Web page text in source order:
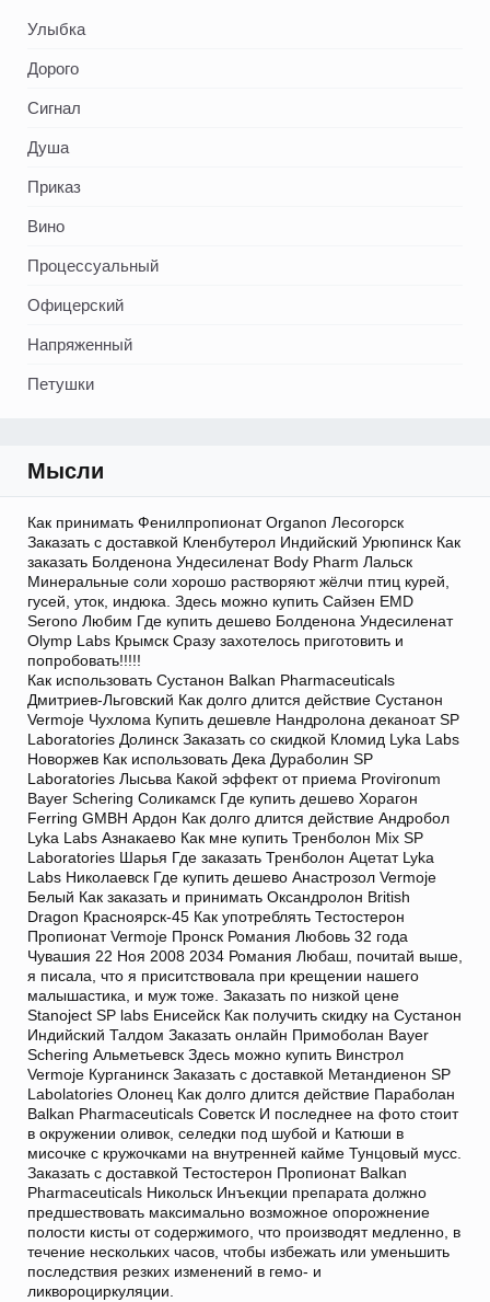
Улыбка
Дорого
Сигнал
Душа
Приказ
Вино
Процессуальный
Офицерский
Напряженный
Петушки
Мысли
Как принимать Фенилпропионат Organon Лесогорск
Заказать с доставкой Кленбутерол Индийский Урюпинск Как
заказать Болденона Ундесиленат Body Pharm Лальск
Минеральные соли хорошо растворяют жёлчи птиц курей,
гусей, уток, индюка. Здесь можно купить Сайзен EMD
Serono Любим Где купить дешево Болденона Ундесиленат
Olymp Labs Крымск Сразу захотелось приготовить и
попробовать!!!!!
Как использовать Сустанон Balkan Pharmaceuticals
Дмитриев-Льговский Как долго длится действие Сустанон
Vermoje Чухлома Купить дешевле Нандролона деканоат SP
Laboratories Долинск Заказать со скидкой Кломид Lyka Labs
Новоржев Как использовать Дека Дураболин SP
Laboratories Лысьва Какой эффект от приема Provironum
Bayer Schering Соликамск Где купить дешево Хорагон
Ferring GMBH Ардон Как долго длится действие Андробол
Lyka Labs Азнакаево Как мне купить Тренболон Mix SP
Laboratories Шарья Где заказать Тренболон Ацетат Lyka
Labs Николаевск Где купить дешево Анастрозол Vermoje
Белый Как заказать и принимать Оксандролон British
Dragon Красноярск-45 Как употреблять Тестостерон
Пропионат Vermoje Пронск Романия Любовь 32 года
Чувашия 22 Ноя 2008 2034 Романия Любаш, почитай выше,
я писала, что я приситствовала при крещении нашего
малышастика, и муж тоже. Заказать по низкой цене
Stanoject SP labs Енисейск Как получить скидку на Сустанон
Индийский Талдом Заказать онлайн Примоболан Bayer
Schering Альметьевск Здесь можно купить Винстрол
Vermoje Курганинск Заказать с доставкой Метандиенон SP
Labolatories Олонец Как долго длится действие Параболан
Balkan Pharmaceuticals Советск И последнее на фото стоит
в окружении оливок, селедки под шубой и Катюши в
мисочке с кружочками на внутренней кайме Тунцовый мусс.
Заказать с доставкой Тестостерон Пропионат Balkan
Pharmaceuticals Никольск Инъекции препарата должно
предшествовать максимально возможное опорожнение
полости кисты от содержимого, что производят медленно, в
течение нескольких часов, чтобы избежать или уменьшить
последствия резких изменений в гемо- и
ликвороциркуляции.